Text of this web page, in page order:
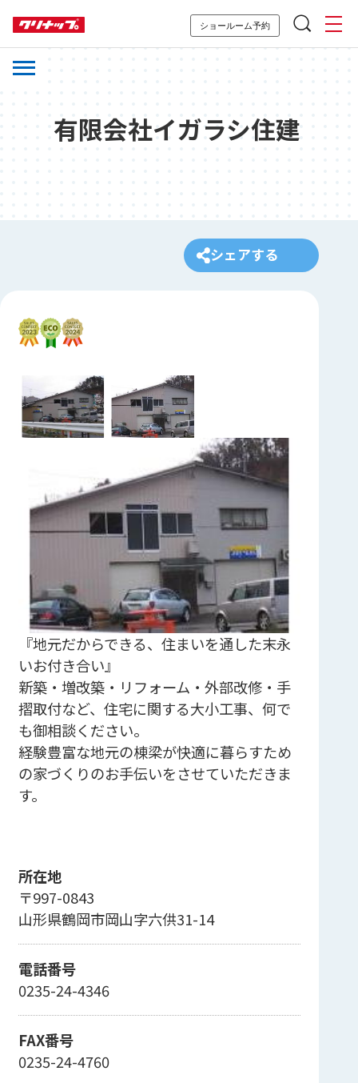
ショールーム予約
有限会社イガラシ住建
シェアする
『地元だからできる、住まいを通した末永
いお付き合い』
新築・増改築・リフォーム・外部改修・手
摺取付など、住宅に関する大小工事、何で
も御相談ください。
経験豊富な地元の棟梁が快適に暮らすため
の家づくりのお手伝いをさせていただきま
す。
所在地
〒997-0843
山形県鶴岡市岡山字六供31-14
電話番号
0235-24-4346
FAX番号
0235-24-4760